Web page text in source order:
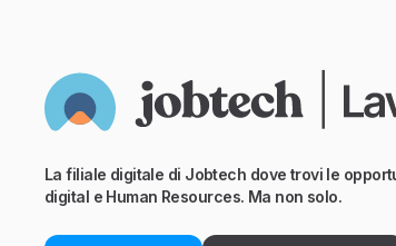
La filiale digitale di Jobtech dove trovi le
digital e Human Resources. Ma non solo.